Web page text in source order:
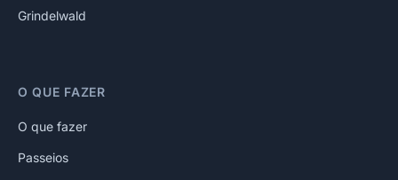
Grindelwald
O QUE FAZER
O que fazer
Passeios